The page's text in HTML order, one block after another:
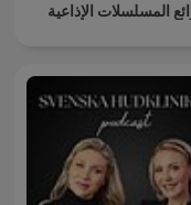
المسلسلات الإذاعية